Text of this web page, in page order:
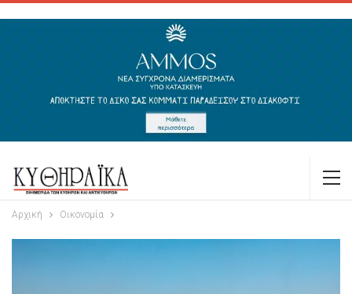
Αρχική Οικονομία